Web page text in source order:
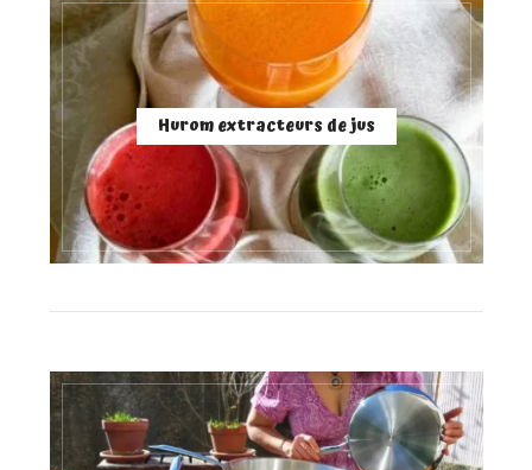
Hurom extracteurs de jus